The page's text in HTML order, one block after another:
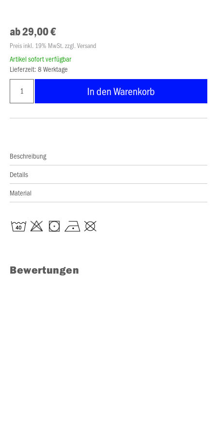
ab 29,00 €
Preis inkl. 19% MwSt. zzgl. Versand
Artikel sofort verfügbar
Lieferzeit: 8 Werktage
In den Warenkorb
Beschreibung
Details
Material
Bewertungen